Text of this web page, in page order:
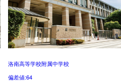
洛南高等学校附属中学校
偏差値:64